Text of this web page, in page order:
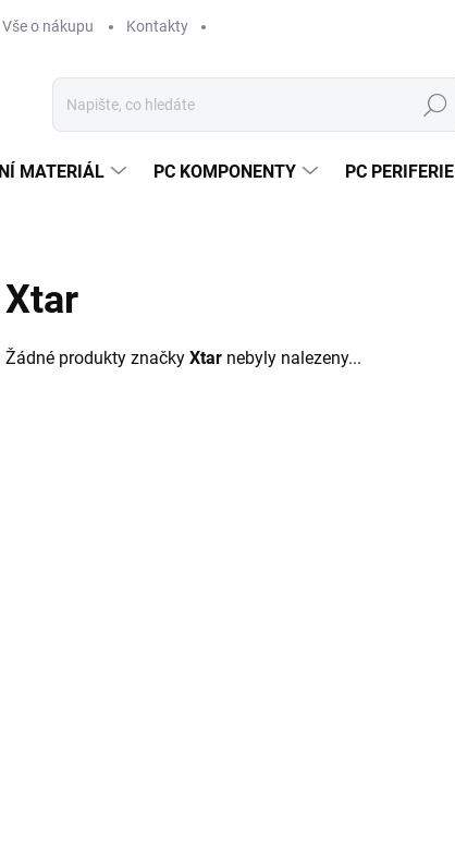
Vše o nákupu Kontakty
Hledat
MATERIÁL PC KOMPONENTY PC PERIFERIE
Xtar
Žádné produkty značky Xtar nebyly nalezeny...